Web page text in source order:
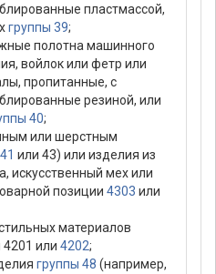
пластмассой,
группы 39;
полотна машинного
войлок или фетр или
пропитанные, с
резиной, или
40;
или шерстным
или 43) или изделия из
искусственный мех или
позиции 4303 или
материалов
или 4202;
группы 48 (например,